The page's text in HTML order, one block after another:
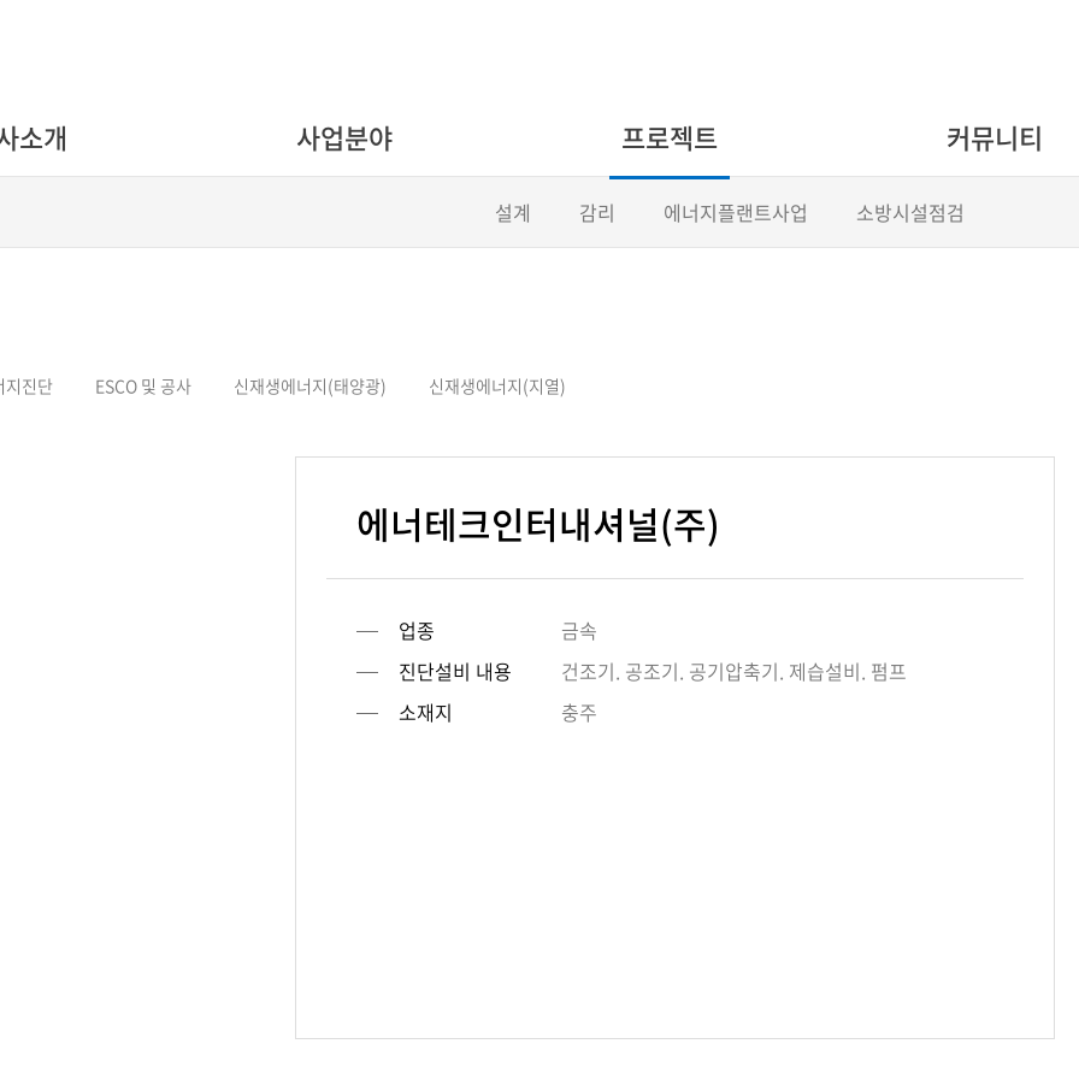
소개 사업분야 프로젝트
설계 감리 에너지플랜트사업 소방시설점검
커뮤니티
지진단 ESCO 및 공사 신재생에너지(태양광) 신재생에너지(지열)
에너테크인터내셔널(주)
업종
금속
진단설비 내용
건조기. 공조기. 공기압축기. 제습설비. 펌프
소재지
충주